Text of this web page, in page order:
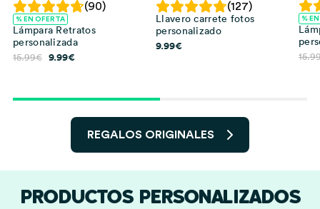
(90)
% EN OFERTA
Lámpara Retratos
personalizada
15.99€ El
15.99€.
9.99€
9.99€.
(127)
Llavero carrete fotos
personalizado
9.99€
%
REGALOS ORIGINALES
PRODUCTOS PERSONALIZADOS